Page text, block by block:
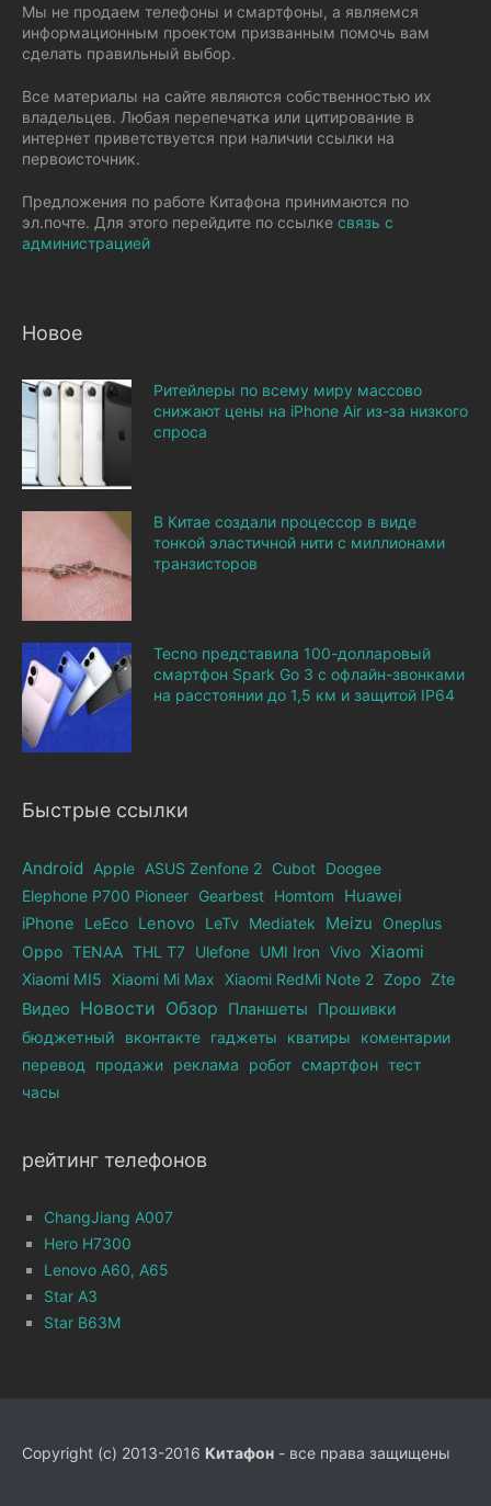
Мы не продаем телефоны и смартфоны, а являемся
информационным проектом призванным помочь вам
сделать правильный выбор.
Все материалы на сайте являются собственностью их
владельцев. Любая перепечатка или цитирование в
интернет приветствуется при наличии ссылки на
первоисточник.
Предложения по работе Китафона принимаются по
эл.почте. Для этого перейдите по ссылке связь с
администрацией
Новое
Ритейлеры по всему миру массово
снижают цены на iPhone Air из-за низкого
спроса
В Китае создали процессор в виде
тонкой эластичной нити с миллионами
транзисторов
Tecno представила 100-долларовый
смартфон Spark Go 3 с офлайн-звонками
на расстоянии до 1,5 км и защитой IP64
Быстрые ссылки
Android Apple ASUS Zenfone 2 Cubot Doogee
Elephone Р700 Pioneer Gearbest Homtom
Huawei
iPhone
LeEco Lenovo LeTv Mediatek Meizu
Oneplus
Oppo TENAA THL T7 Ulefone UMI Iron Vivo Xiaomi
Xiaomi MI5 Xiaomi Mi Max Xiaomi RedMi Note 2 Zopo Zte
Видео Новости Обзор Планшеты
Прошивки
бюджетный
вконтакте гаджеты кватиры
коментарии
перевод
продажи реклама робот смартфон тест
часы
рейтинг телефонов
ChangJiang A007
Hero H7300
Lenovo A60, A65
Star A3
Star B63M
Copyright (c) 2013-2016 Китафон - все права защищены